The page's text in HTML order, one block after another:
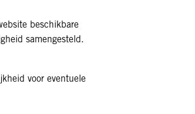
beschikbare
samengesteld.
voor eventuele